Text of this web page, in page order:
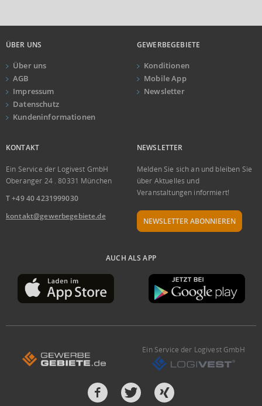
ÜBER UNS
Über uns
AGB
Impressum
Datenschutz
Kundeninformationen
GEWERBEGEBIETE
Konditionen
Mobile App
Newsletter
KONTAKT
Ein Service der Logivest GmbH
Oberanger 24 . 80331 München
T +49 40 4231999030
kontakt@gewerbegebiete.de
NEWSLETTER
Melden Sie sich an und bleiben Sie
über Aktuelles und
Veranstaltungen informiert!
NEWSLETTER ABONNIEREN
AUCH ALS APP
Ein Service der Logivest GmbH